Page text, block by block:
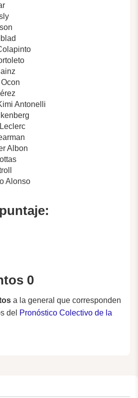
Antonelli
Albon
Alonso
0
a la general que corresponden
del Pronóstico Colectivo de la